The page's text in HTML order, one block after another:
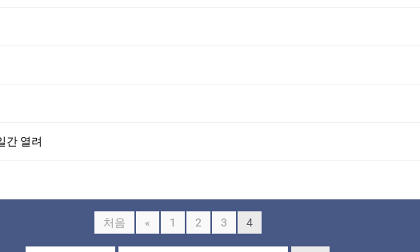
간 열려
처음 « 1 2 3 4